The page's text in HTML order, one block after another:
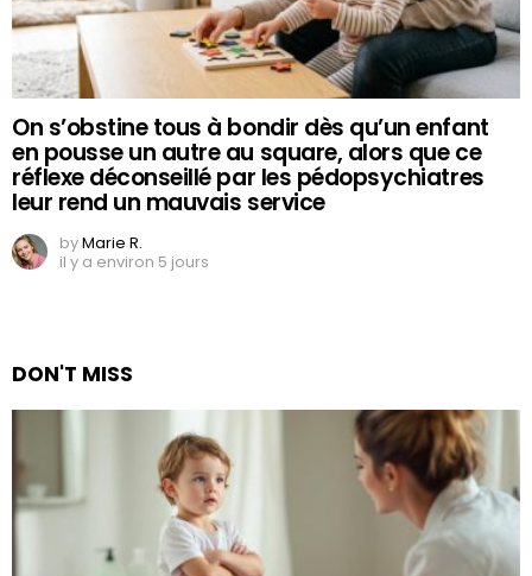
On s’obstine tous à bondir dès qu’un enfant
en pousse un autre au square, alors que ce
réflexe déconseillé par les pédopsychiatres
leur rend un mauvais service
byMarie R.
il y a environ 5 jours
DON'T MISS